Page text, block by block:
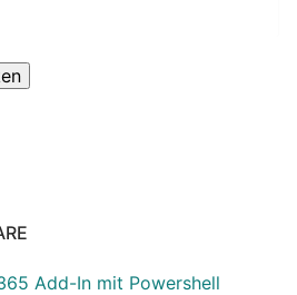
Add-In mit Powershell